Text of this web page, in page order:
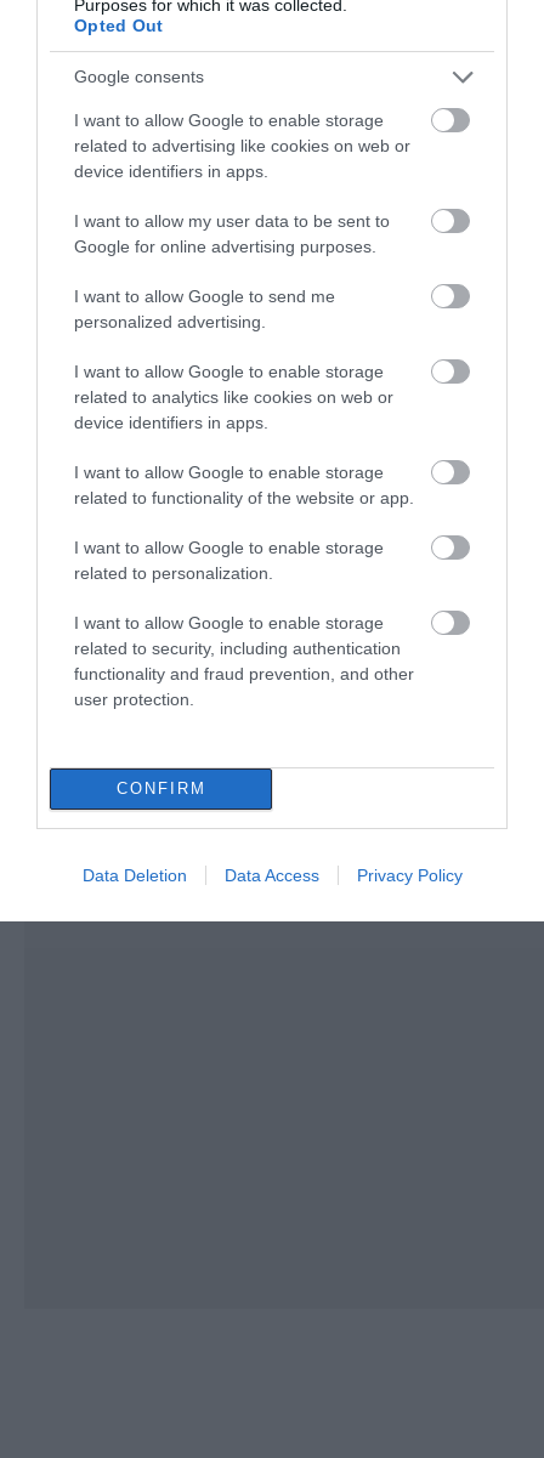
Purposes for which it was collected.
Opted Out
Google consents
I want to allow Google to enable storage
related to advertising like cookies on web or
device identifiers in apps.
I want to allow my user data to be sent to
Google for online advertising purposes.
I want to allow Google to send me
personalized advertising.
I want to allow Google to enable storage
related to analytics like cookies on web or
device identifiers in apps.
I want to allow Google to enable storage
related to functionality of the website or app.
I want to allow Google to enable storage
related to personalization.
I want to allow Google to enable storage
related to security, including authentication
functionality and fraud prevention, and other
user protection.
CONFIRM
Data Deletion Data Access Privacy Policy
Χαλκίδα: Γιατί φωτίστηκε στα
μωβ- ροζ το δημαρχείο στην
Έκτακτη διακοπή νερού στους
Ωρεούς Ευβοίας
σχεδόν 1300 φιάλλες παράνομου
ψυκτικού υγρού φρέον (εικόνες)
Μεγάλο βήμα για την υγεία στη
Βόρεια Εύβοια
σήμερα, Δευτέρα 10 Αυγούστου
Εύβοια: Που έχει διακοπή
ρεύματος σήμερα Δευτέρα 10
Αυγούστου
Μεγάλη φωτιά στον
Κουβαρά Αττικής:
κοντά σε σπίτια
Αίγινα: 48χρονος
ανασύρθηκε χωρίς τις
θάλασσα
αστυνομίας στην
Εύβοια: Που θα
εβδομάδα
καταγγέλλει 17χρονο